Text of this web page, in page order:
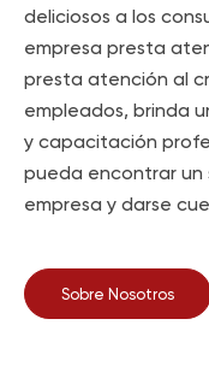
deliciosos a los
empresa presta
presta atención al
empleados, brinda
y capacitación
pueda encontrar
empresa y darse
Sobre Nosotros